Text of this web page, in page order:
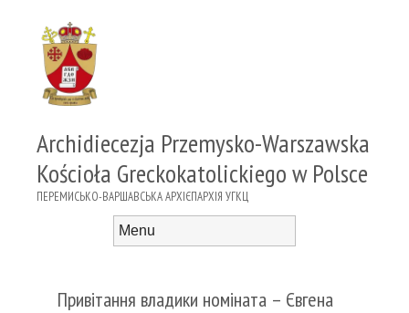
Archidiecezja Przemysko-Warszawska
Kościoła Greckokatolickiego w Polsce
ПЕРЕМИСЬКО-ВАРШАВСЬКА АРХІЄПАРХІЯ УГКЦ
Привітання владики номіната – Євгена